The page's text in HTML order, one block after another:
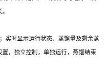
实时显示运行状态、蒸馏量及剩余蒸
，独立控制，单独运行，蒸馏结束